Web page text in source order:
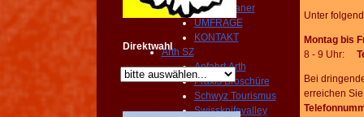
Routenplaner
UMFRAGE
KONTAKT
Arth SZ
Anfahrt Arth
Praxis Broschüre
Schwyz Tourismus
Swissknifevalley
Direktwahl
Unter
Montag bis
8 - 9 Uhr:
Bei
erreichen